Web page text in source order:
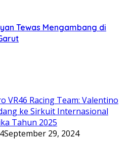
Tewas Mengambang di
September 29, 2024